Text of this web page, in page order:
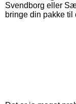
Svendborg eller
bringe din pakke til